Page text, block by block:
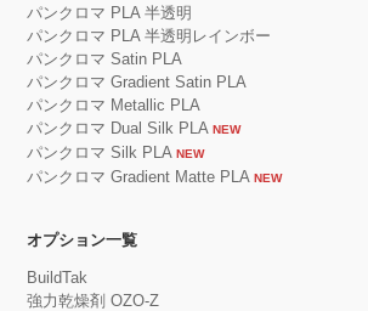
パンクロマ PLA 半透明
パンクロマ PLA 半透明レインボー
パンクロマ Satin PLA
パンクロマ Gradient Satin PLA
パンクロマ Metallic PLA
パンクロマ Dual Silk PLA NEW
パンクロマ Silk PLA NEW
パンクロマ Gradient Matte PLA NEW
オプション一覧
BuildTak
強力乾燥剤 OZO-Z